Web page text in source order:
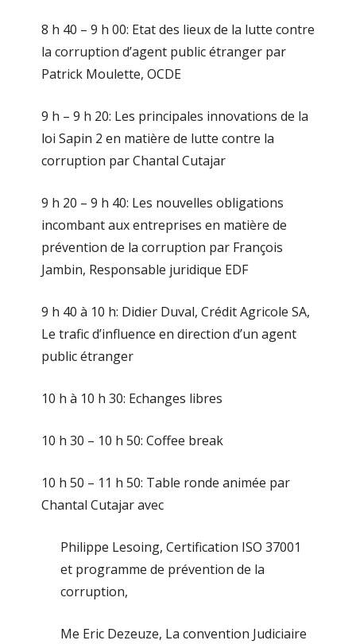
8 h 40 – 9 h 00: Etat des lieux de la lutte contre
la corruption d’agent public étranger par
Patrick Moulette, OCDE
9 h – 9 h 20: Les principales innovations de la
loi Sapin 2 en matière de lutte contre la
corruption par Chantal Cutajar
9 h 20 – 9 h 40: Les nouvelles obligations
incombant aux entreprises en matière de
prévention de la corruption par François
Jambin, Responsable juridique EDF
9 h 40 à 10 h: Didier Duval, Crédit Agricole SA,
Le trafic d’influence en direction d’un agent
public étranger
10 h à 10 h 30: Echanges libres
10 h 30 – 10 h 50: Coffee break
10 h 50 – 11 h 50: Table ronde animée par
Chantal Cutajar avec
Philippe Lesoing, Certification ISO 37001
et programme de prévention de la
corruption,
Me Eric Dezeuze, La convention Judiciaire